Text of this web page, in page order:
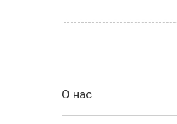
О нас